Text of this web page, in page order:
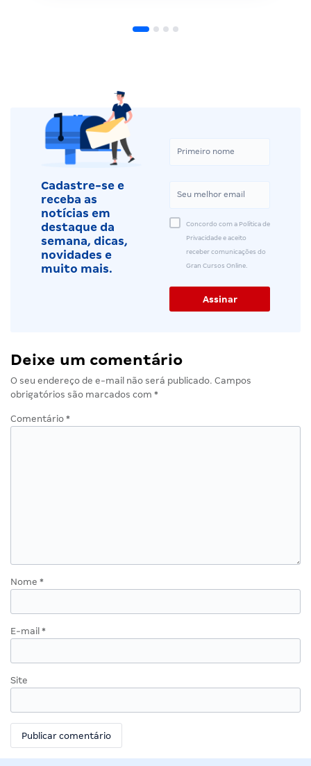
Cadastre-se e
receba as
notícias em
destaque da
semana, dicas,
novidades e
muito mais.
Concordo com a Política de
Privacidade e aceito
receber comunicações do
Gran Cursos Online.
Deixe um comentário
O seu endereço de e-mail não será publicado. Campos
obrigatórios são marcados com *
Comentário *
Nome *
E-mail *
Site